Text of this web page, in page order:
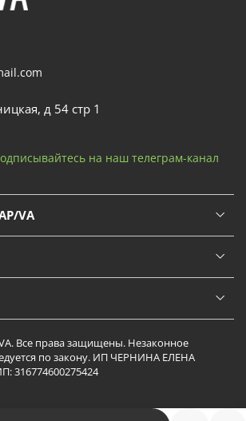
VA
д 54 стр 1
на наш телеграм-канал
Все права защищены. Незаконное
по закону. ИП ЧЕРНИНА ЕЛЕНА
316774600275424